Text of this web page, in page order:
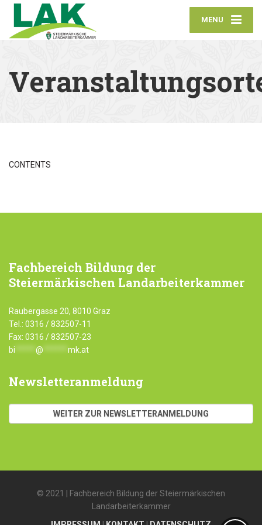
MENU
CONTENTS
Fachbereich Bildung der
Steiermärkischen Landarbeiterkammer
Raubergasse 20, 8010 Graz
Tel.: 0316 / 832507-11
Fax: 0316 / 832507-23
bi
@ mk.at
Newsletteranmeldung
WEITER ZUR NEWSLETTERANMELDUNG
© 2021 | Fachbereich Bildung der Steiermärkischen
Landarbeiterkammer